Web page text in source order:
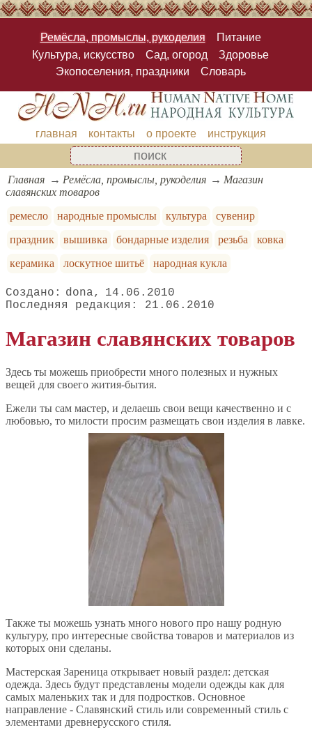
Ремёсла, промыслы, рукоделия
Питание
Культура, искусство
Сад, огород
Здоровье
Экопоселения, праздники
Словарь
главная контакты о проекте инструкция
Главная Ремёсла, промыслы, рукоделия
Магазин
славянских товаров
ремесло
народные промыслы культура
сувенир
праздник
вышивка бондарные изделия резьба
ковка
керамика
лоскутное шитьё народная кукла
dona
14.06.2010
21.06.2010
Магазин славянских товаров
Здесь ты можешь приобрести много полезных и нужных
вещей для своего жития-бытия.
Ежели ты сам мастер, и делаешь свои вещи качественно и с
любовью, то милости просим размещать свои изделия в лавке.
Также ты можешь узнать много нового про нашу родную
культуру, про интересные свойства товаров и материалов из
которых они сделаны.
Мастерская Зареница открывает новый раздел: детская
одежда. Здесь будут представлены модели одежды как для
самых маленьких так и для подростков. Основное
направление - Славянский стиль или современный стиль с
элементами древнерусского стиля.